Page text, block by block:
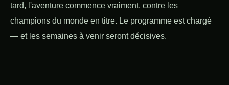
tard, l'aventure commence vraiment, contre les
champions du monde en titre. Le programme est chargé
— et les semaines à venir seront décisives.